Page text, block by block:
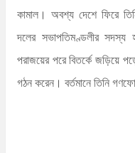
কামাল। অবশ্য দেশে ফিরে
দলের সভাপতিমণ্ডলীর সদস্য
পরাজয়ের পরে বিতর্কে জড়িয়ে
গঠন করেন। বর্তমানে তিনি